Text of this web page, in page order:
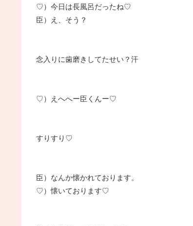
♡）今日は長風呂だったね♡
臣）え、そう？
念入りに歯磨きしてたせい？汗
♡）えへへー臣くんー♡
すりすり♡
臣）なんか懐かれております。
♡）懐いております♡